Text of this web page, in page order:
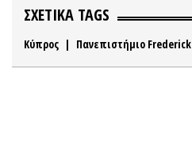
ΣΧΕΤΙΚΑ TAGS
Κύπρος | Πανεπιστήμιο Frederick